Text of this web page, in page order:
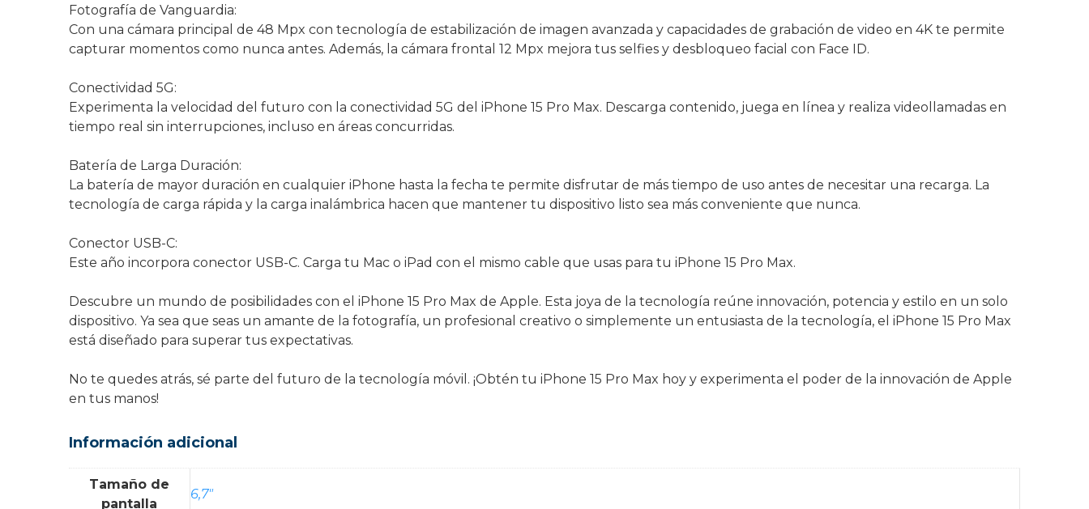
Fotografía de Vanguardia:
Con una cámara principal de 48 Mpx con tecnología de estabilización de imagen avanzada y capacidades de grabación de video en 4K te permite
capturar momentos como nunca antes. Además, la cámara frontal 12 Mpx mejora tus selfies y desbloqueo facial con Face ID.
Conectividad 5G:
Experimenta la velocidad del futuro con la conectividad 5G del iPhone 15 Pro Max. Descarga contenido, juega en línea y realiza videollamadas en
tiempo real sin interrupciones, incluso en áreas concurridas.
Batería de Larga Duración:
La batería de mayor duración en cualquier iPhone hasta la fecha te permite disfrutar de más tiempo de uso antes de necesitar una recarga. La
tecnología de carga rápida y la carga inalámbrica hacen que mantener tu dispositivo listo sea más conveniente que nunca.
Conector USB-C:
Este año incorpora conector USB-C. Carga tu Mac o iPad con el mismo cable que usas para tu iPhone 15 Pro Max.
Descubre un mundo de posibilidades con el iPhone 15 Pro Max de Apple. Esta joya de la tecnología reúne innovación, potencia y estilo en un solo
dispositivo. Ya sea que seas un amante de la fotografía, un profesional creativo o simplemente un entusiasta de la tecnología, el iPhone 15 Pro Max
está diseñado para superar tus expectativas.
No te quedes atrás, sé parte del futuro de la tecnología móvil. ¡Obtén tu iPhone 15 Pro Max hoy y experimenta el poder de la innovación de Apple
en tus manos!
Información adicional
Tamaño de
pantalla
6,7"